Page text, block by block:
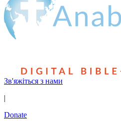
Зв'яжіться з нами
|
Donate